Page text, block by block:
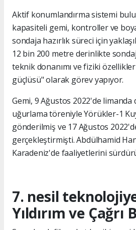
Aktif konumlandırma sistemi
kapasiteli gemi, kontroller ve
sondaja hazırlık süreci için
12 bin 200 metre derinlikte
teknik donanımı ve fiziki
güçlüsü" olarak görev yapıyor.
Gemi, 9 Ağustos 2022'de limanda
uğurlama töreniyle Yörükler-1
gönderilmiş ve 17 Ağustos
gerçekleştirmişti. Abdülhamid
Karadeniz'de faaliyetlerini
7. nesil
Yıldırım ve